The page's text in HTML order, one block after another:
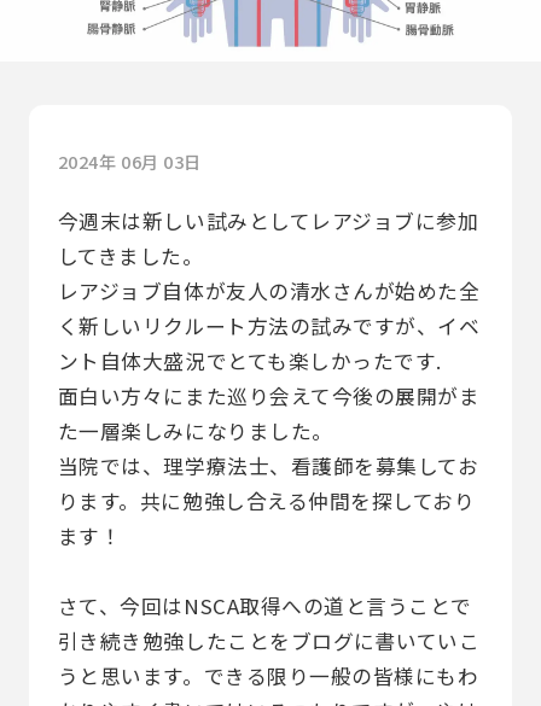
2024年 06月 03日
今週末は新しい試みとしてレアジョブに参加
してきました。
レアジョブ自体が友人の清水さんが始めた全
く新しいリクルート方法の試みですが、イベ
ント自体大盛況でとても楽しかったです.
面白い方々にまた巡り会えて今後の展開がま
た一層楽しみになりました。
当院では、理学療法士、看護師を募集してお
ります。共に勉強し合える仲間を探しており
ます！
さて、今回はNSCA取得への道と言うことで
引き続き勉強したことをブログに書いていこ
うと思います。できる限り一般の皆様にもわ